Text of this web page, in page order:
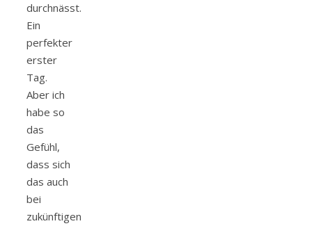
durchnässt.
Ein
perfekter
erster
Tag.
Aber ich
habe so
das
Gefühl,
dass sich
das auch
bei
zukünftigen